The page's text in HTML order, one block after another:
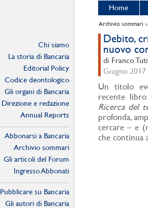
Chi siamo
La storia di Bancaria
Editorial Policy
Codice deontologico
Gli organi di Bancaria
Direzione e redazione
Annual Reports
Abbonarsi a Bancaria
Archivio sommari
Gli articoli del Forum
Ingresso Abbonati
Pubblicare su Bancaria
Gli autori di Bancaria
Home
Archivio sommari
Debito,
nuovo
di Franco
Giugno 2017
Un titolo
recente
Ricerca del
profonda,
cercare – e
che continua